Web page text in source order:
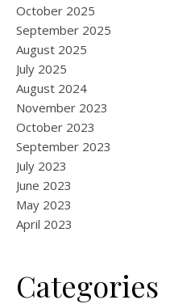
October 2025
September 2025
August 2025
July 2025
August 2024
November 2023
October 2023
September 2023
July 2023
June 2023
May 2023
April 2023
Categories